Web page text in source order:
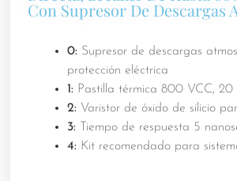
Con Supresor De Descargas
0: Supresor de descargas
protección eléctrica
1: Pastilla térmica 800 VCC, 20
2: Varistor de óxido de silicio
3: Tiempo de respuesta 5
4: Kit recomendado para